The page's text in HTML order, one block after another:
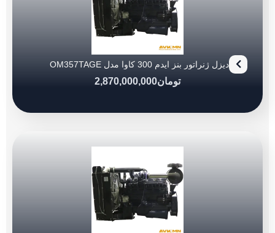
دیزل ژنراتور بنز ایدم 300 کاوا مدل OM357TAGE
تومان2,870,000,000